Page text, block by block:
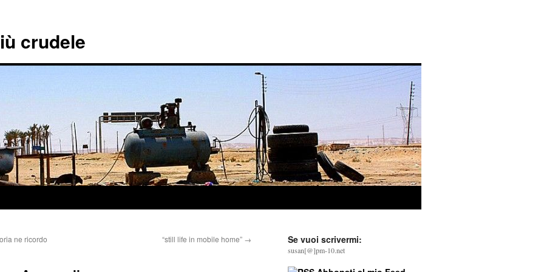
crudele
ne ricordo
“still life in mobile home” → Se vuoi scrivermi:
susan[@]pm-10.net